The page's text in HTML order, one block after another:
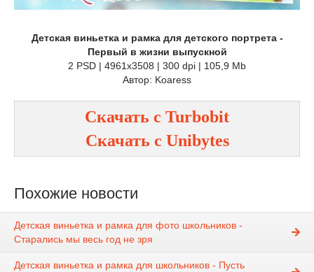
Детская виньетка и рамка для детского портрета -
Первый в жизни выпускной
2 PSD | 4961x3508 | 300 dpi | 105,9 Mb
Автор: Koaress
Скачать с Turbobit
Скачать с Unibytes
Похожие новости
Детская виньетка и рамка для фото школьников -
Старались мы весь год не зря
Детская виньетка и рамка для школьников - Пусть